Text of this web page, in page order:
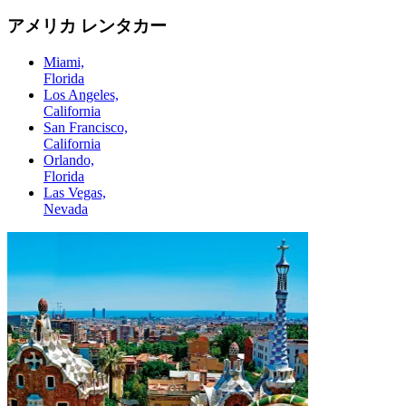
アメリカ レンタカー
Miami,
Florida
Los Angeles,
California
San Francisco,
California
Orlando,
Florida
Las Vegas,
Nevada